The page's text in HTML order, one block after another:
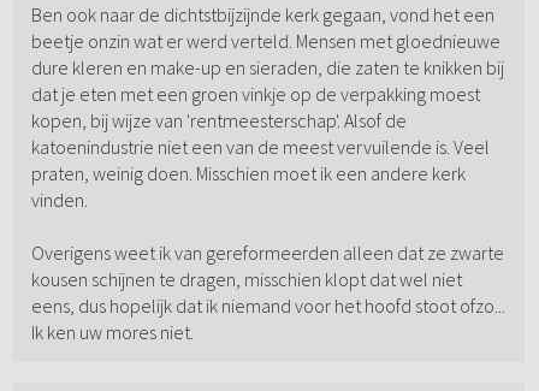
Ben ook naar de dichtstbijzijnde kerk gegaan, vond het een
beetje onzin wat er werd verteld. Mensen met gloednieuwe
dure kleren en make-up en sieraden, die zaten te knikken bij
dat je eten met een groen vinkje op de verpakking moest
kopen, bij wijze van 'rentmeesterschap'. Alsof de
katoenindustrie niet een van de meest vervuilende is. Veel
praten, weinig doen. Misschien moet ik een andere kerk
vinden.
Overigens weet ik van gereformeerden alleen dat ze zwarte
kousen schijnen te dragen, misschien klopt dat wel niet
eens, dus hopelijk dat ik niemand voor het hoofd stoot ofzo...
Ik ken uw mores niet.